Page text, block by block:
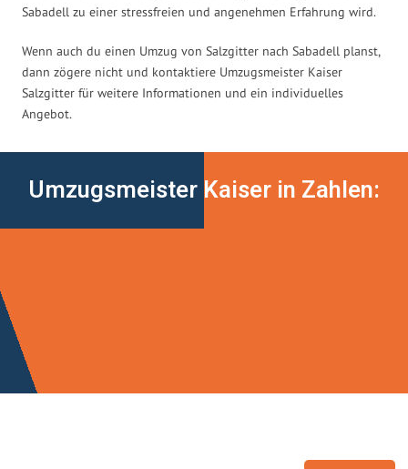
Sabadell zu einer stressfreien und angenehmen Erfahrung wird.
Wenn auch du einen Umzug von Salzgitter nach Sabadell planst,
dann zögere nicht und kontaktiere Umzugsmeister Kaiser
Salzgitter für weitere Informationen und ein individuelles
Angebot.
Umzugsmeister Kaiser in Zahlen: